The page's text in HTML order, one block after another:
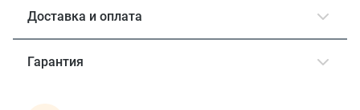
Доставка и оплата
Гарантия